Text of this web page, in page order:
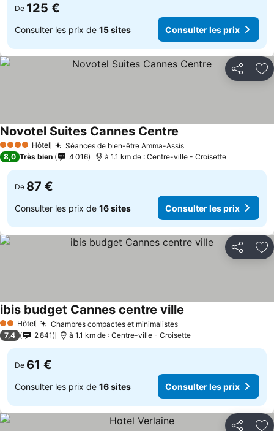
De 125 €
Consulter les prix de 15 sites Consulter les prix
Partager
4 Étoiles Hôtel Séances de bien-être Amma-Assis
Novotel Suites Cannes Centre
8,0 Très bien 4 016 à 1.1 km de : Centre-ville - Croisette
De 87 €
Consulter les prix de 16 sites Consulter les prix
Partager
2 Étoiles
Hôtel Chambres compactes et minimalistes
ibis budget Cannes centre ville
7,4 2 841 à 1.1 km de : Centre-ville - Croisette
De 61 €
Consulter les prix de 16 sites Consulter les prix